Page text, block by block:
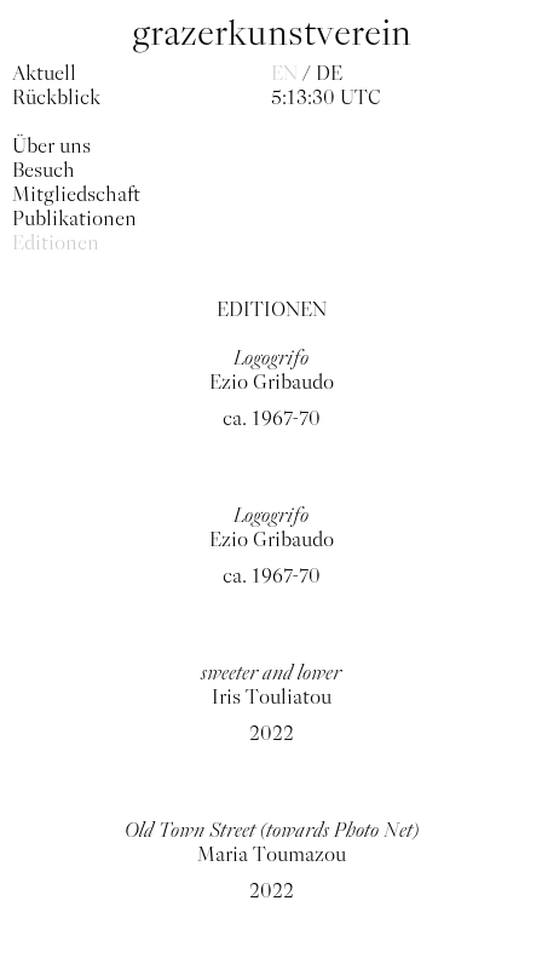
Aktuell
Rückblick
Über uns
Besuch
Mitgliedschaft
Publikationen
Editionen
EN
DE
5:13:30 UTC
grazerkunstverein
EDITIONEN
Logogrifo
Ezio Gribaudo
ca. 1967-70
Logogrifo
Ezio Gribaudo
ca. 1967-70
sweeter and lower
Iris Touliatou
2022
Old Town Street (towards Photo Net)
Maria Toumazou
2022